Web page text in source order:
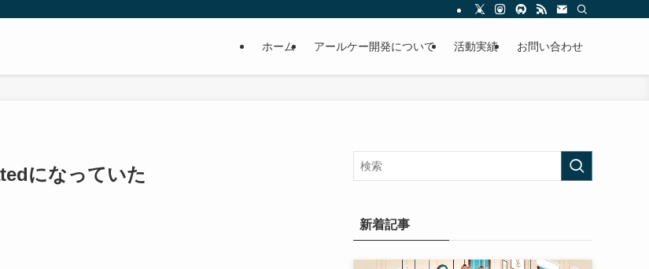
ホーム アールケー開発について 活動実績 お問い合わせ
になっていた
新着記事